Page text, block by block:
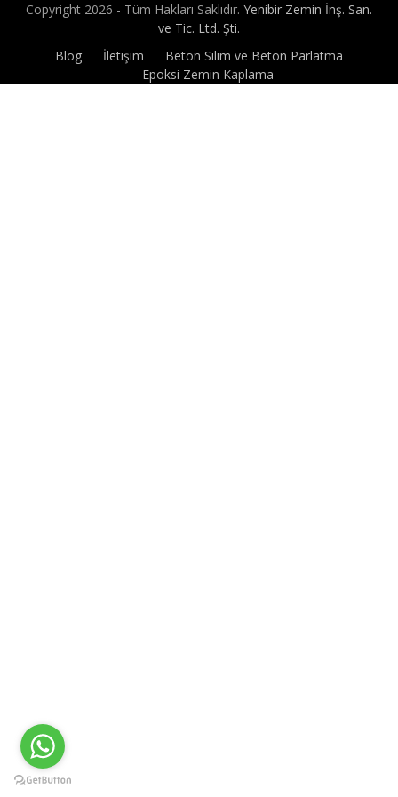
Copyright 2026 - Tüm Hakları Saklıdır. Yenibir Zemin İnş. San.
ve Tic. Ltd. Şti.
Blog
İletişim
Beton Silim ve Beton Parlatma
Epoksi Zemin Kaplama